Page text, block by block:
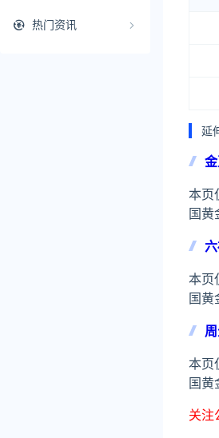
热门资讯
延
本页
国黄
本页
国黄
本页
国黄
关注